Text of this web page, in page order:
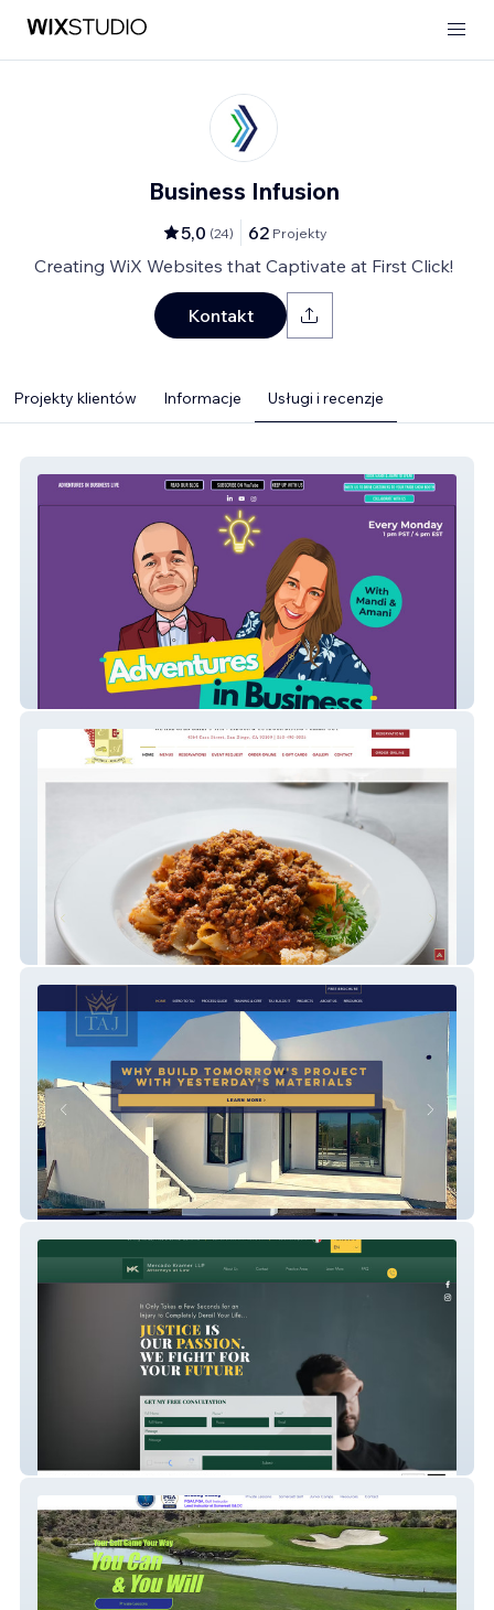
Business Infusion
5,0 (24) 62 Projekty
Creating WiX Websites that Captivate at First Click!
Kontakt
Projekty klientów Informacje Usługi i recenzje
AdventuresinBusiness
Enoteca Adriano
Taj Innovations
Mercado Kramer LLP Attorneys at Law